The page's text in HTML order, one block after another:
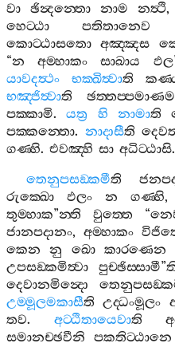
වා
ඡින්‍දන‍්තො නාම නත්‍ථි
හෙට‍්ඨා
පතිතානෙව
කොට‍්ඨාසතො අඤ‍්ඤස
“න අම‍්හාකං සාඛාය ඵල
යාවදත්‍ථං
භක‍්ඛිත්‍වාති
භඤ‍්ජිත්‍වාති
පක‍්කාමි.යත්‍ර හි නාමාති
පක‍්කන‍්තො. නාදාසීති
ගණ‍්හි. එවඤ‍්හි සා අධිට‍්ඨාසි.
තෙනුපසඞ‍්කමීති
රුක‍්ඛො
ඵලං න ගණ‍්හි
තුම‍්හාක”න‍්ති වුත‍්තෙ “
ජානපදානං, අම‍්හාකං
කෙන
නු ඛො කාරණෙන
උපසඞ‍්කමිත්‍වා
පුච‍්ඡිස‍්සාමී”
දෙවානමින්‍දො
උම‍්මූලමකාසීති උද‍්ධංමූලං
තව. අට‍්ඨිතායෙවාති
සමානච‍්ඡවීනි
පකතිට‍්ඨානෙ